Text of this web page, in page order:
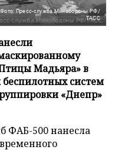
Фото: Пресс-служба Минобороны РФ/
ТАСС
Мадьяра» в
систем
«Днепр»
ФАБ-500 нанесла